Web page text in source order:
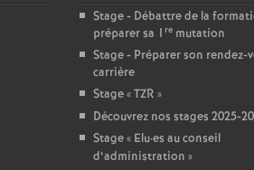
Stage - Débattre de la
préparer sa 1 remutation
Stage - Préparer son rendez-
carrière
Stage «TZR »
Découvrez nos stages 2025-
Stage « Elu·es au conseil
d’administration »